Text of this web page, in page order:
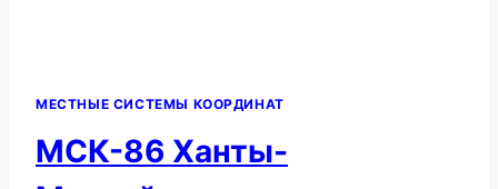
МЕСТНЫЕ СИСТЕМЫ КООРДИНАТ
МСК-86 Ханты-